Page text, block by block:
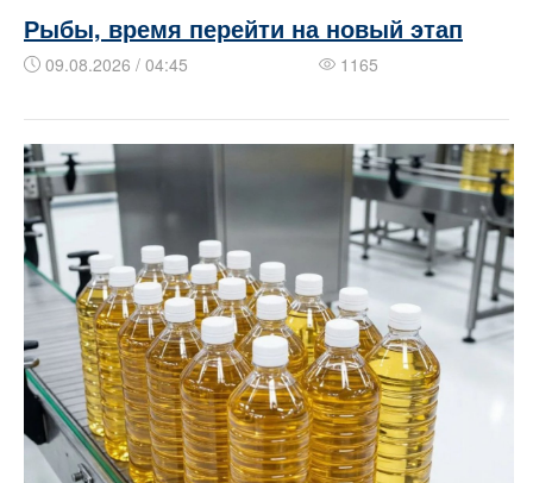
Рыбы, время перейти на новый этап
09.08.2026 / 04:45 1165